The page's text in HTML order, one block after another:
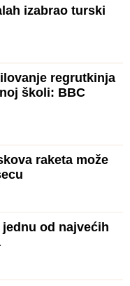
izabrao turski
regrutkinja
školi: BBC
raketa može
od najvećih